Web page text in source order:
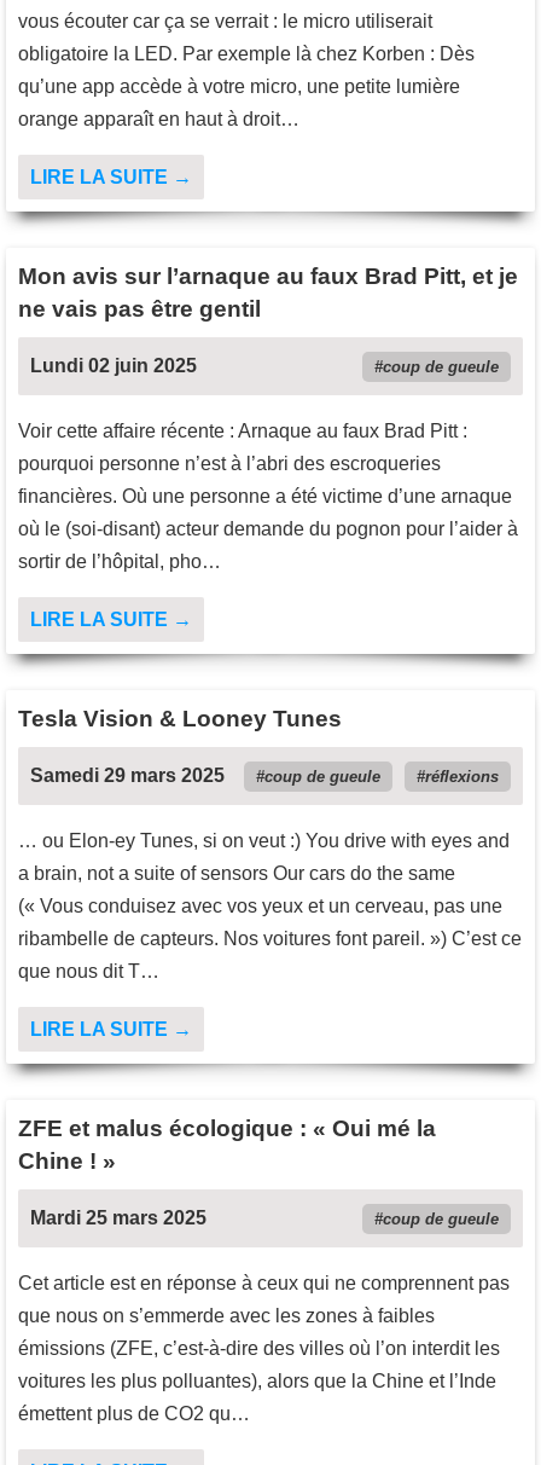
vous écouter car ça se verrait : le micro utiliserait
obligatoire la LED. Par exemple là chez Korben : Dès
qu’une app accède à votre micro, une petite lumière
orange apparaît en haut à droit…
LIRE LA SUITE →
Mon avis sur l’arnaque au faux Brad Pitt, et je
ne vais pas être gentil
Lundi 02 juin 2025 coup de gueule
Voir cette affaire récente : Arnaque au faux Brad Pitt :
pourquoi personne n’est à l’abri des escroqueries
financières. Où une personne a été victime d’une arnaque
où le (soi-disant) acteur demande du pognon pour l’aider à
sortir de l’hôpital, pho…
LIRE LA SUITE →
Tesla Vision & Looney Tunes
Samedi 29 mars 2025 coup de gueule réflexions
… ou Elon-ey Tunes, si on veut :) You drive with eyes and
a brain, not a suite of sensors Our cars do the same
(« Vous conduisez avec vos yeux et un cerveau, pas une
ribambelle de capteurs. Nos voitures font pareil. ») C’est ce
que nous dit T…
LIRE LA SUITE →
ZFE et malus écologique : « Oui mé la
Chine ! »
Mardi 25 mars 2025 coup de gueule
Cet article est en réponse à ceux qui ne comprennent pas
que nous on s’emmerde avec les zones à faibles
émissions (ZFE, c’est-à-dire des villes où l’on interdit les
voitures les plus polluantes), alors que la Chine et l’Inde
émettent plus de CO2 qu…